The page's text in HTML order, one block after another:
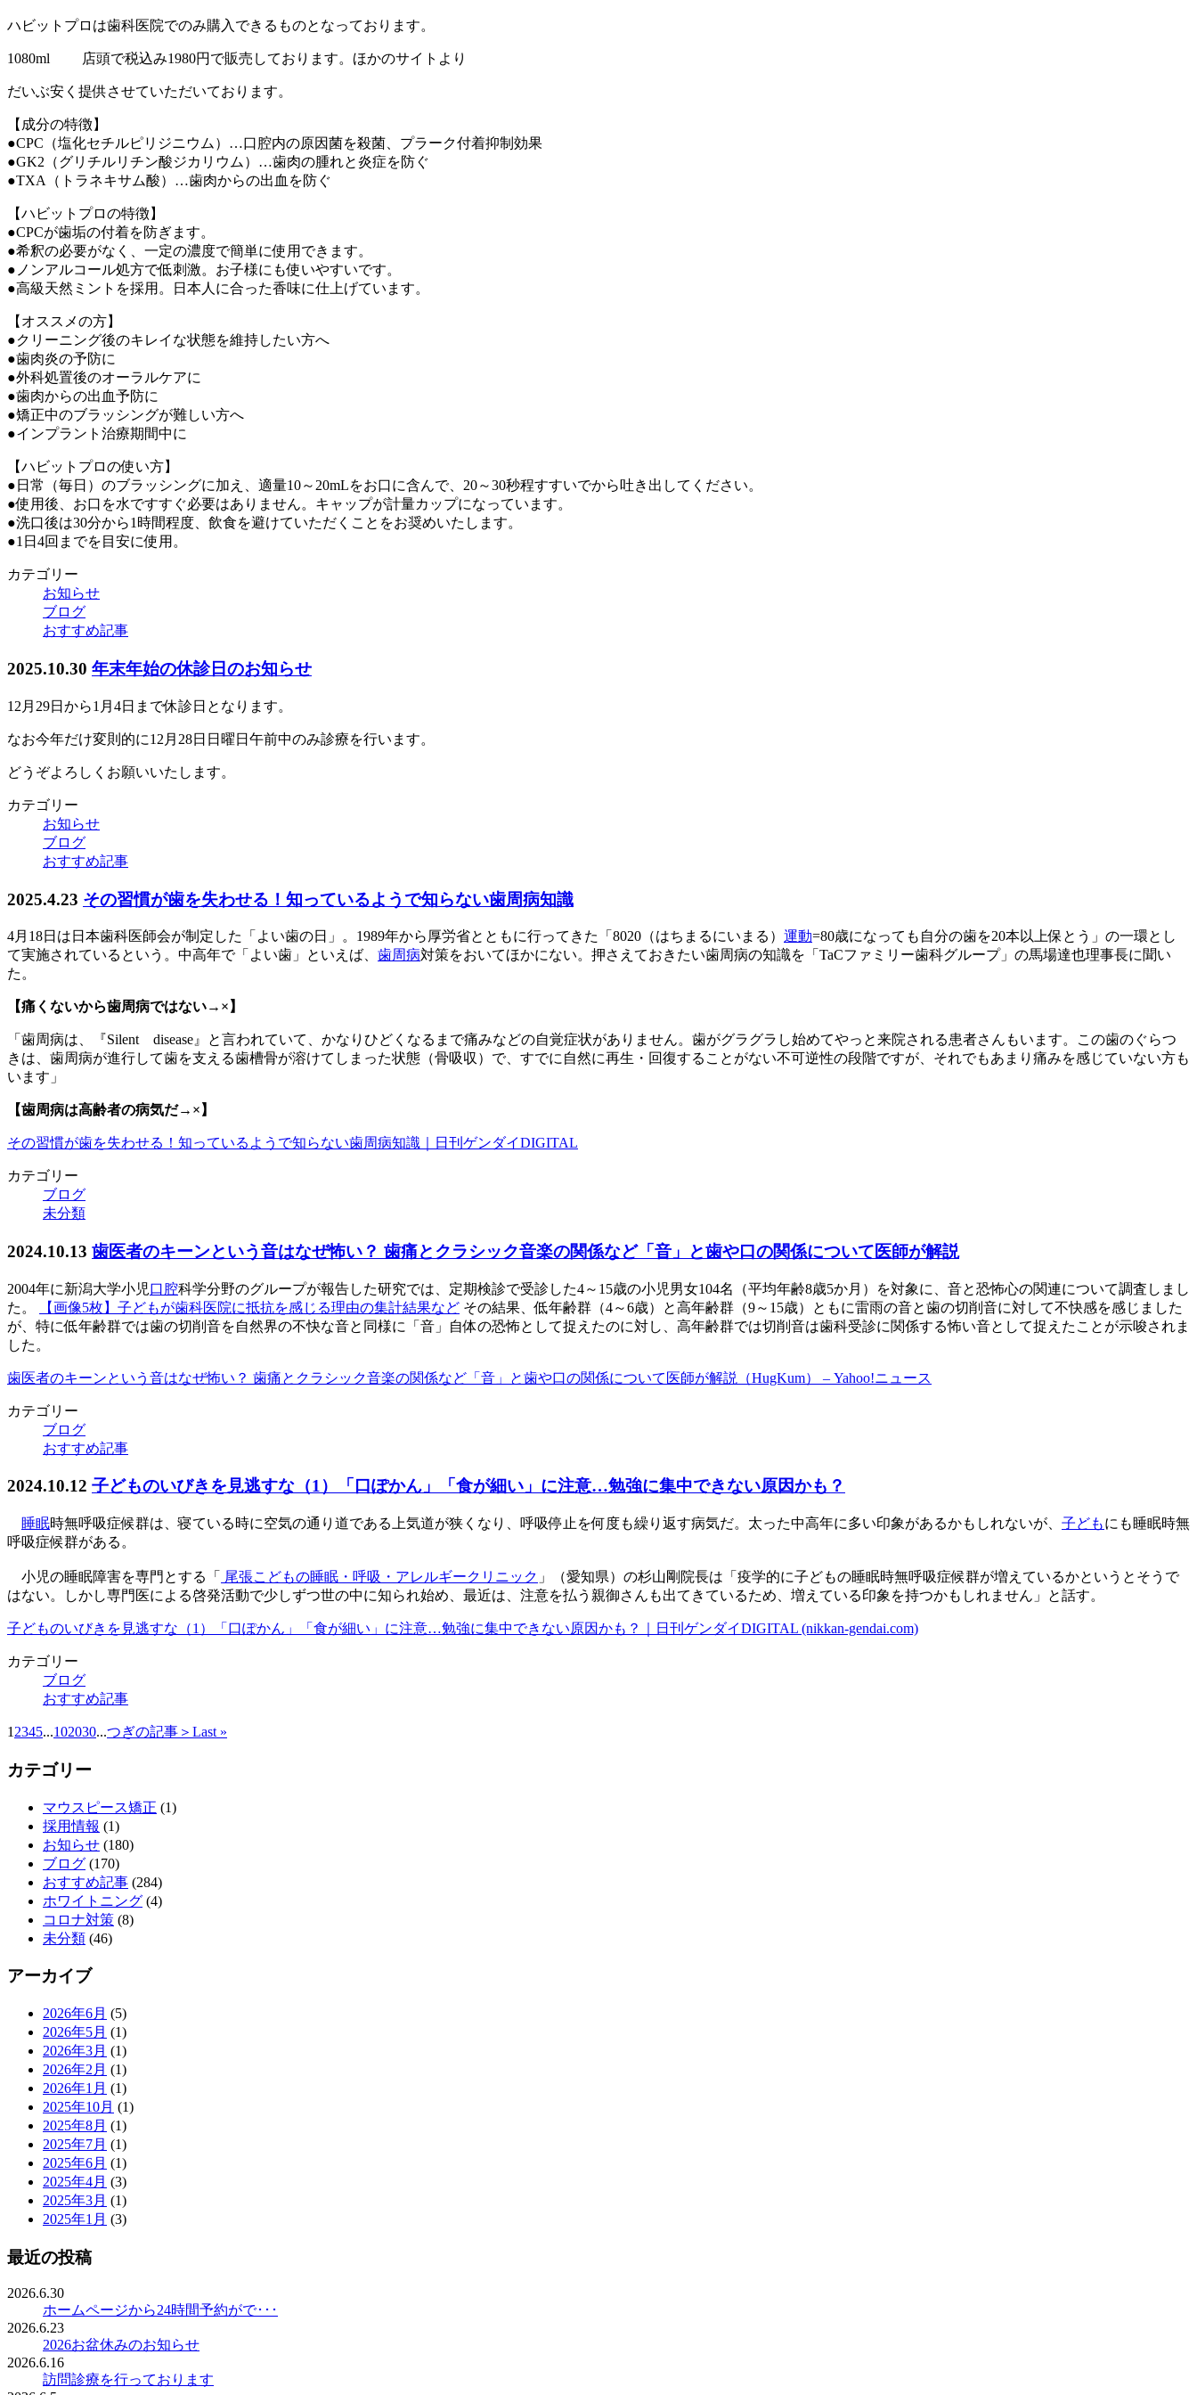
ハビットプロは歯科医院でのみ購入できるものとなっております。
1080ml 店頭で税込み1980円で販売しております。ほかのサイトより
だいぶ安く提供させていただいております。
【成分の特徴】
●CPC（塩化セチルピリジニウム）…口腔内の原因菌を殺菌、プラーク付着抑制効果
●GK2（グリチルリチン酸ジカリウム）…歯肉の腫れと炎症を防ぐ
●TXA（トラネキサム酸）…歯肉からの出血を防ぐ
【ハビットプロの特徴】
●CPCが歯垢の付着を防ぎます。
●希釈の必要がなく、一定の濃度で簡単に使用できます。
●ノンアルコール処方で低刺激。お子様にも使いやすいです。
●高級天然ミントを採用。日本人に合った香味に仕上げています。
【オススメの方】
●クリーニング後のキレイな状態を維持したい方へ
●歯肉炎の予防に
●外科処置後のオーラルケアに
●歯肉からの出血予防に
●矯正中のブラッシングが難しい方へ
●インプラント治療期間中に
【ハビットプロの使い方】
●日常（毎日）のブラッシングに加え、適量10～20mLをお口に含んで、20～30秒程すすいでから吐き出してください。
●使用後、お口を水ですすぐ必要はありません。キャップが計量カップになっています。
●洗口後は30分から1時間程度、飲食を避けていただくことをお奨めいたします。
●1日4回までを目安に使用。
カテゴリー
お知らせ
ブログ
おすすめ記事
2025.10.30 年末年始の休診日のお知らせ
12月29日から1月4日まで休診日となります。
なお今年だけ変則的に12月28日日曜日午前中のみ診療を行います。
どうぞよろしくお願いいたします。
カテゴリー
お知らせ
ブログ
おすすめ記事
2025.4.23 その習慣が歯を失わせる！知っているようで知らない歯周病知識
4月18日は日本歯科医師会が制定した「よい歯の日」。1989年から厚労省とともに行ってきた「8020（はちまるにいまる） 運動=80歳になっても自分の歯を20本以上保とう」の一環とし
て実施されているという。中高年で「よい歯」といえば、 歯周病対策をおいてほかにない。押さえておきたい歯周病の知識を「TaCファミリー歯科グループ」の馬場達也理事長に聞い
た。
【痛くないから歯周病ではない→×】
「歯周病は、『Silent disease』と言われていて、かなりひどくなるまで痛みなどの自覚症状がありません。歯がグラグラし始めてやっと来院される患者さんもいます。この歯のぐらつ
きは、歯周病が進行して歯を支える歯槽骨が溶けてしまった状態（骨吸収）で、すでに自然に再生・回復することがない不可逆性の段階ですが、それでもあまり痛みを感じていない方も
います」
【歯周病は高齢者の病気だ→×】
その習慣が歯を失わせる！知っているようで知らない歯周病知識｜日刊ゲンダイDIGITAL
カテゴリー
ブログ
未分類
2024.10.13 歯医者のキーンという音はなぜ怖い？ 歯痛とクラシック音楽の関係など「音」と歯や口の関係について医師が解説
2004年に新潟大学小児口腔科学分野のグループが報告した研究では、定期検診で受診した4～15歳の小児男女104名（平均年齢8歳5か月）を対象に、音と恐怖心の関連について調査しまし
た。
【画像5枚】子どもが歯科医院に抵抗を感じる理由の集計結果など その結果、低年齢群（4～6歳）と高年齢群（9～15歳）ともに雷雨の音と歯の切削音に対して不快感を感じました
が、特に低年齢群では歯の切削音を自然界の不快な音と同様に「音」自体の恐怖として捉えたのに対し、高年齢群では切削音は歯科受診に関係する怖い音として捉えたことが示唆されま
した。
歯医者のキーンという音はなぜ怖い？ 歯痛とクラシック音楽の関係など「音」と歯や口の関係について医師が解説（HugKum） – Yahoo!ニュース
カテゴリー
ブログ
おすすめ記事
2024.10.12 子どものいびきを見逃すな（1）「口ぽかん」「食が細い」に注意…勉強に集中できない原因かも？
睡眠時無呼吸症候群は、寝ている時に空気の通り道である上気道が狭くなり、呼吸停止を何度も繰り返す病気だ。太った中高年に多い印象があるかもしれないが、 子どもにも睡眠時無
呼吸症候群がある。
小児の睡眠障害を専門とする「 尾張こどもの睡眠・呼吸・アレルギークリニック 」（愛知県）の杉山剛院長は「疫学的に子どもの睡眠時無呼吸症候群が増えているかというとそうで
はない。しかし専門医による啓発活動で少しずつ世の中に知られ始め、最近は、注意を払う親御さんも出てきているため、増えている印象を持つかもしれません」と話す。
子どものいびきを見逃すな（1）「口ぽかん」「食が細い」に注意…勉強に集中できない原因かも？｜日刊ゲンダイDIGITAL (nikkan-gendai.com)
カテゴリー
ブログ
おすすめ記事
1 2345...102030...つぎの記事＞ Last »
カテゴリー
マウスピース矯正 (1)
採用情報 (1)
お知らせ (180)
ブログ (170)
おすすめ記事 (284)
ホワイトニング (4)
コロナ対策 (8)
未分類 (46)
アーカイブ
2026年6月 (5)
2026年5月 (1)
2026年3月 (1)
2026年2月 (1)
2026年1月 (1)
2025年10月 (1)
2025年8月 (1)
2025年7月 (1)
2025年6月 (1)
2025年4月 (3)
2025年3月 (1)
2025年1月 (3)
最近の投稿
2026.6.30
ホームページから24時間予約がで･･･
2026.6.23
2026お盆休みのお知らせ
2026.6.16
訪問診療を行っております